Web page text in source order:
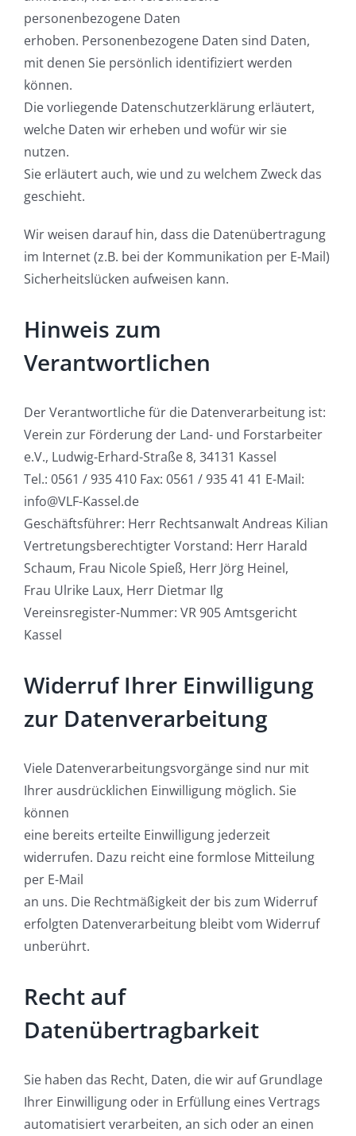
personenbezogene Daten
erhoben. Personenbezogene Daten sind Daten,
mit denen Sie persönlich identifiziert werden
können.
Die vorliegende Datenschutzerklärung erläutert,
welche Daten wir erheben und wofür wir sie
nutzen.
Sie erläutert auch, wie und zu welchem Zweck das
geschieht.
Wir weisen darauf hin, dass die Datenübertragung
im Internet (z.B. bei der Kommunikation per E-Mail)
Sicherheitslücken aufweisen kann.
Hinweis zum
Verantwortlichen
Der Verantwortliche für die Datenverarbeitung ist:
Verein zur Förderung der Land- und Forstarbeiter
e.V., Ludwig-Erhard-Straße 8, 34131 Kassel
Tel.: 0561 / 935 410 Fax: 0561 / 935 41 41 E-Mail:
info@VLF-Kassel.de
Geschäftsführer: Herr Rechtsanwalt Andreas Kilian
Vertretungsberechtigter Vorstand: Herr Harald
Schaum, Frau Nicole Spieß, Herr Jörg Heinel,
Frau Ulrike Laux, Herr Dietmar Ilg
Vereinsregister-Nummer: VR 905 Amtsgericht
Kassel
Widerruf Ihrer Einwilligung
zur Datenverarbeitung
Viele Datenverarbeitungsvorgänge sind nur mit
Ihrer ausdrücklichen Einwilligung möglich. Sie
können
eine bereits erteilte Einwilligung jederzeit
widerrufen. Dazu reicht eine formlose Mitteilung
per E-Mail
an uns. Die Rechtmäßigkeit der bis zum Widerruf
erfolgten Datenverarbeitung bleibt vom Widerruf
unberührt.
Recht auf
Datenübertragbarkeit
Sie haben das Recht, Daten, die wir auf Grundlage
Ihrer Einwilligung oder in Erfüllung eines Vertrags
automatisiert verarbeiten, an sich oder an einen